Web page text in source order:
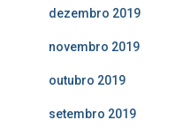
dezembro 2019
novembro 2019
outubro 2019
setembro 2019